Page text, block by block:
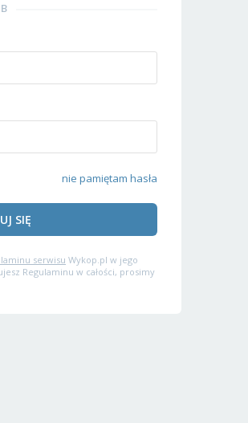
nie pamiętam hasła
SIĘ
serwisu Wykop.pl w jego
Regulaminu w całości, prosimy